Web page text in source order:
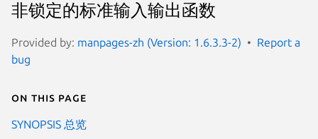
非锁定的标准输入输出函数
Provided by: manpages-zh (Version: 1.6.3.3-2)
Report a
bug
On this page
SYNOPSIS 总览